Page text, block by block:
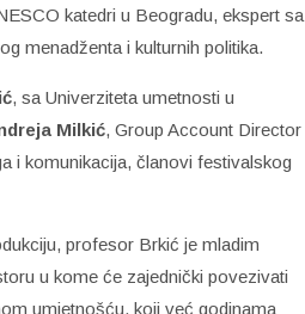
katedri u Beogradu, ekspert sa
menadženta i kulturnih politika.
, sa Univerziteta umetnosti u
Milkić, Group Account Director
i komunikacija, članovi festivalskog
profesor Brkić je mladim
u kome će zajednički povezivati
umjetnošću, koji već godinama